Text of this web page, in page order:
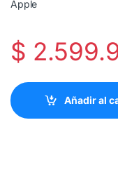
Apple
$
Añadir al